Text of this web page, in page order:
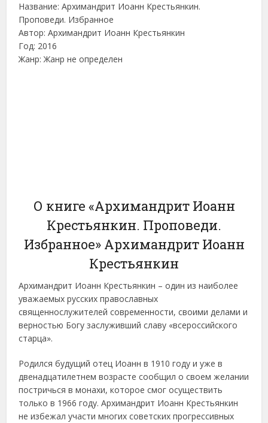
Название: Архимандрит Иоанн Крестьянкин.
Проповеди. Избранное
Автор: Архимандрит Иоанн Крестьянкин
Год: 2016
Жанр: Жанр не определен
О книге «Архимандрит Иоанн
Крестьянкин. Проповеди.
Избранное» Архимандрит Иоанн
Крестьянкин
Архимандрит Иоанн Крестьянкин – один из наиболее
уважаемых русских православных
священнослужителей современности, своими делами и
верностью Богу заслуживший славу «всероссийского
старца».
Родился будущий отец Иоанн в 1910 году и уже в
двенадцатилетнем возрасте сообщил о своем желании
постричься в монахи, которое смог осуществить
только в 1966 году. Архимандрит Иоанн Крестьянкин
не избежал участи многих советских прогрессивных